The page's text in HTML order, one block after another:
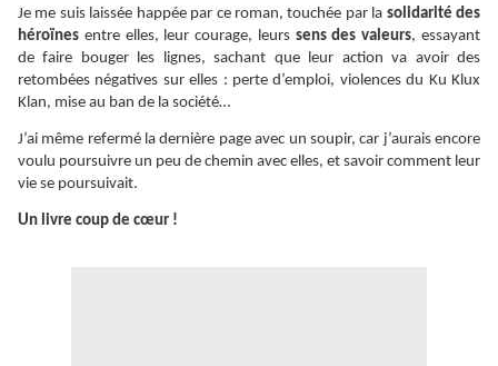
Je me suis laissée happée par ce roman, touchée par la solidarité des
héroïnes entre elles, leur courage, leurs sens des valeurs, essayant
de faire bouger les lignes, sachant que leur action va avoir des
retombées négatives sur elles : perte d’emploi, violences du Ku Klux
Klan, mise au ban de la société…
J’ai même refermé la dernière page avec un soupir, car j’aurais encore
voulu poursuivre un peu de chemin avec elles, et savoir comment leur
vie se poursuivait.
Un livre coup de cœur !